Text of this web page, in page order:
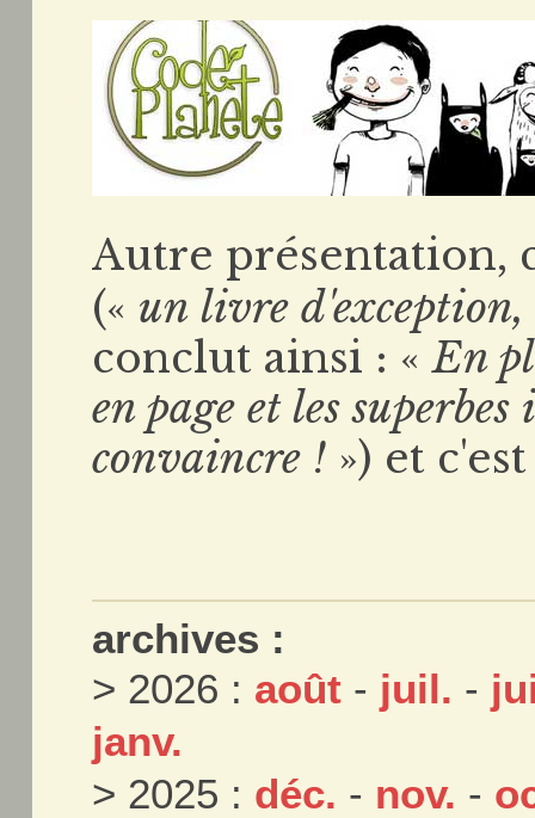
Autre présentation,
(« un livre
conclut ainsi : «En
en page et les
convaincre ! ») et
archives :
> 2026 : août - juil. -
janv.
> 2025 : déc. - nov. -